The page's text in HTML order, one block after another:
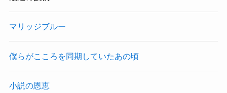
マリッジブルー
僕らがこころを同期していたあの頃
小説の恩恵